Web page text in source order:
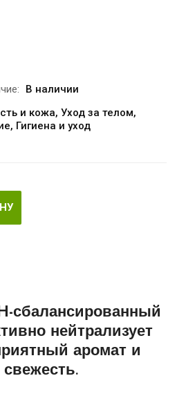
В наличии
и кожа, Уход за телом,
, Гигиена и уход
сбалансированный
нейтрализует
аромат и